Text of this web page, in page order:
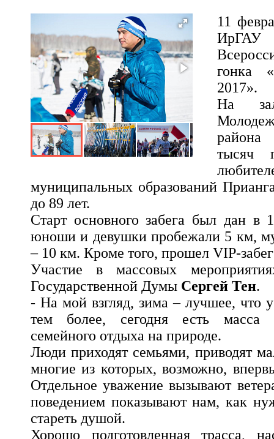
11
ИрГАУ
гонка
2017».
На
тысяч
муниципальных образований
до 89 лет.
Старт основного забега был дан в
юноши и девушки пробежали 5 км,
– 10 км. Кроме того, прошел VIP-
Участие в массовых
Государственной Думы Сергей Тен.
- На мой взгляд, зима – лучшее, что
тем более, сегодня есть масса
семейного отдыха на природе.
Люди приходят семьями, приводят
многие из которых, возможно,
Отдельное уважение вызывают
поведением показывают нам, как
стареть душой.
Хорошо подготовленная трасса,